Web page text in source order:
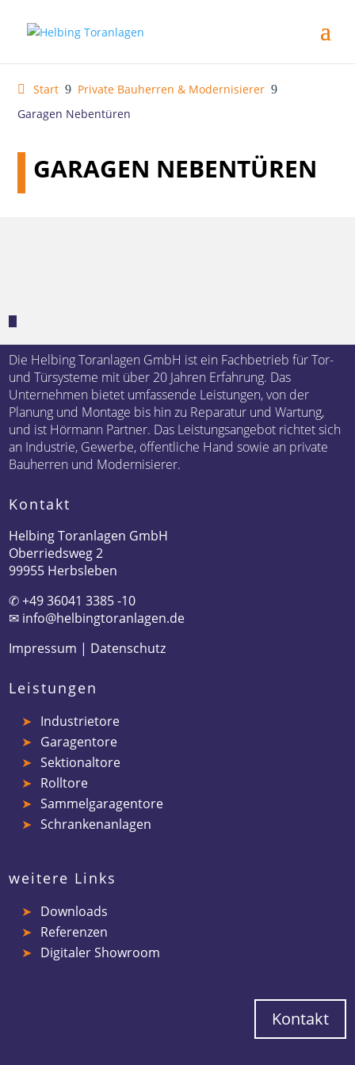
Start 9 Private Bauherren & Modernisierer 9
Garagen Nebentüren
GARAGEN NEBENTÜREN
Die Helbing Toranlagen GmbH ist ein Fachbetrieb für Tor-
und Türsysteme mit über 20 Jahren Erfahrung. Das
Unternehmen bietet umfassende Leistungen, von der
Planung und Montage bis hin zu Reparatur und Wartung,
und ist Hörmann Partner. Das Leistungsangebot richtet sich
an Industrie, Gewerbe, öffentliche Hand sowie an private
Bauherren und Modernisierer.
Kontakt
Helbing Toranlagen GmbH
Oberriedsweg 2
99955 Herbsleben
✆+49 36041 3385 -10
✉ info@helbingtoranlagen.de
Impressum | Datenschutz
Leistungen
Industrietore
Garagentore
Sektionaltore
Rolltore
Sammelgaragentore
Schrankenanlagen
weitere Links
Downloads
Referenzen
Digitaler Showroom
Kontakt